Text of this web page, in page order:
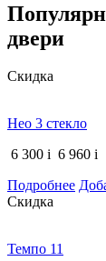
двери
Скидка
Нео 3 стекло
6 300 i 6 960 i
Подробнее
Скидка
Темпо 11